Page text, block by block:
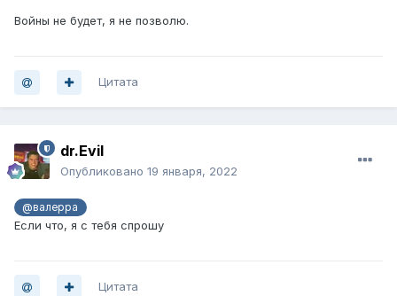
Войны не будет, я не позволю.
Цитата
dr.Evil
Опубликовано 19 января, 2022
@валерра
Если что, я с тебя спрошу
Цитата